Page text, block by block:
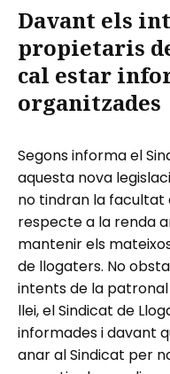
Davant els
propietaris
cal estar
organitzades
Segons informa el
aquesta nova
no tindran la facultat
respecte a la renda
mantenir els
de llogaters. No
intents de la
llei, el Sindicat de
informades i davant
anar al Sindicat per